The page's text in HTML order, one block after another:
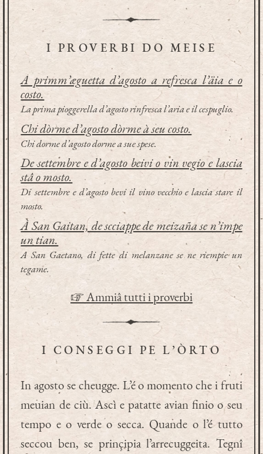
I PROVERBI DO MEISE
A primm’æguetta d’agosto a refresca l’äia e o
costo.
La prima pioggerella d’agosto rinfresca l’aria e il cespuglio.
Chi dòrme d’agosto dòrme à seu costo.
Chi dorme d’agosto dorme a sue spese.
De settembre e d’agosto beivi o vin vegio e lascia
stâ o mosto.
Di settembre e d’agosto bevi il vino vecchio e lascia stare il
mosto.
À San Gaitan, de scciappe de meizaña se n’impe
un tian.
A San Gaetano, di fette di melanzane se ne riempie un
tegame.
☞ Ammiâ tutti i proverbi
I CONSEGGI PE L’ÒRTO
In agosto se cheugge. L’é o momento che i fruti
meuian de ciù. Ascì e patatte avian finio o seu
tempo e o verde o secca. Quande o l’é tutto
seccou ben, se prinçipia l’arrecuggeita. Tegnî